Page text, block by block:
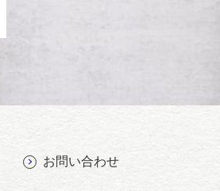
お問い合わせ